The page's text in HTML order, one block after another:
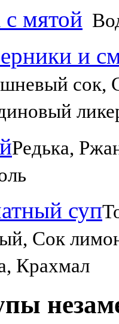
мятой
и
сок,
Редька,
суп
Сок
Крахмал